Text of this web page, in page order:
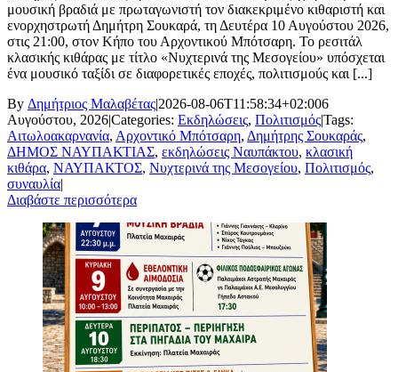
μουσική βραδιά με πρωταγωνιστή τον διακεκριμένο κιθαριστή και
ενορχηστρωτή Δημήτρη Σουκαρά, τη Δευτέρα 10 Αυγούστου 2026,
στις 21:00, στον Κήπο του Αρχοντικού Μπότσαρη. Το ρεσιτάλ
κλασικής κιθάρας με τίτλο «Νυχτερινά της Μεσογείου» υπόσχεται
ένα μουσικό ταξίδι σε διαφορετικές εποχές, πολιτισμούς και [...]
By Δημήτριος Μαλαβέτας|2026-08-06T11:58:34+02:006
Αυγούστου, 2026|Categories: Εκδηλώσεις, Πολιτισμός|Tags:
Αιτωλοακαρνανία, Αρχοντικό Μπότσαρη, Δημήτρης Σουκαράς,
ΔΗΜΟΣ ΝΑΥΠΑΚΤΙΑΣ, εκδηλώσεις Ναυπάκτου, κλασική
κιθάρα, ΝΑΥΠΑΚΤΟΣ, Νυχτερινά της Μεσογείου, Πολιτισμός,
συναυλία|
Διαβάστε περισσότερα